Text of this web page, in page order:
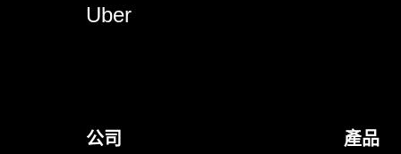
Uber
公司 產品